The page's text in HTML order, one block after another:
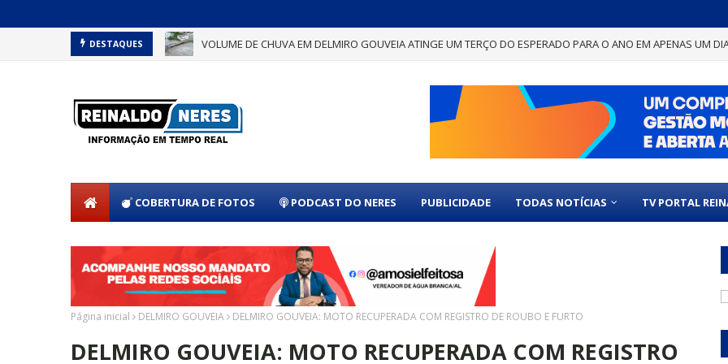
DESTAQUES VOLUME DE CHUVA EM DELMIRO GOUVEIA ATINGE UM TERÇO DO ESPERADO PARA O ANO EM APENAS UM
COBERTURA DE FOTOS PODCAST DO NERES PUBLICIDADE TODAS NOTÍCIAS TV PORTAL
Página inicial DELMIRO GOUVEIA DELMIRO GOUVEIA: MOTO RECUPERADA COM REGISTRO DE ROUBO E FURTO
DELMIRO GOUVEIA: MOTO RECUPERADA COM REGISTRO